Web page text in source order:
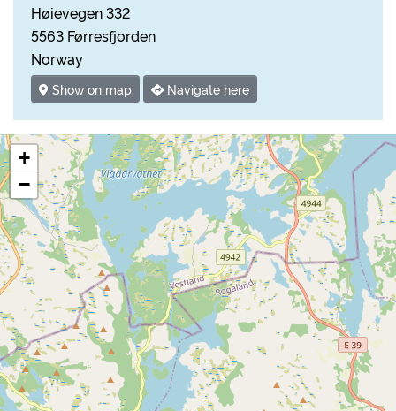
Høievegen 332
5563 Førresfjorden
Norway
Show on map Navigate here
+
−